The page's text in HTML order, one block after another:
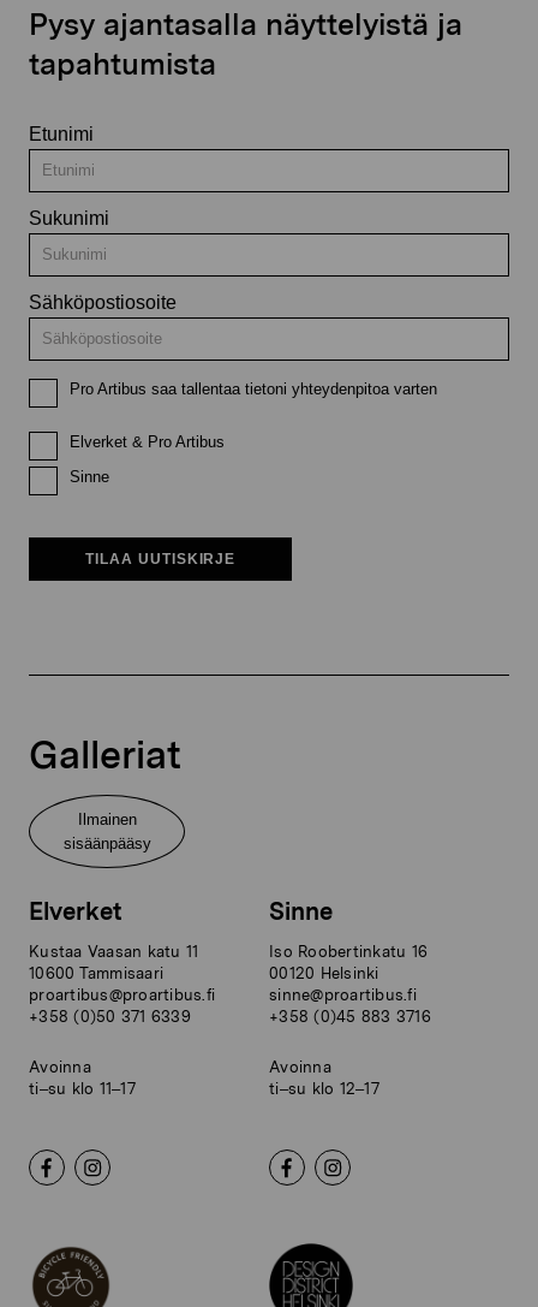
Pysy ajantasalla näyttelyistä ja
tapahtumista
Etunimi
Sukunimi
Sähköpostiosoite
Pro Artibus saa tallentaa tietoni yhteydenpitoa varten
Elverket & Pro Artibus
Sinne
TILAA UUTISKIRJE
Galleriat
Ilmainen
sisäänpääsy
Elverket
Kustaa Vaasan katu 11
10600 Tammisaari
proartibus@proartibus.fi
+358 (0)50 371 6339
Avoinna
ti–su klo 11–17
Sinne
Iso Roobertinkatu 16
00120 Helsinki
sinne@proartibus.fi
+358 (0)45 883 3716
Avoinna
ti–su klo 12–17